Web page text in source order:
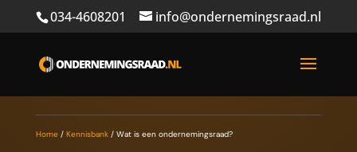
034-4608201 info@ondernemingsraad.nl
Home/ Kennisbank/ Wat is een ondernemingsraad?